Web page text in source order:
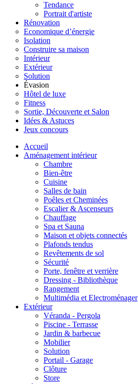
Tendance
Portrait d'artiste
Rénovation
Economique d’énergie
Isolation
Construire sa maison
Intérieur
Extérieur
Solution
Évasion
Hôtel de luxe
Fitness
Sortie, Découverte et Salon
Idées & Astuces
Jeux concours
Accueil
Aménagement intérieur
Chambre
Bien-être
Cuisine
Salles de bain
Poêles et Cheminées
Escalier & Ascenseurs
Chauffage
Spa et Sauna
Maison et objets connectés
Plafonds tendus
Revêtements de sol
Sécurité
Porte, fenêtre et verrière
Dressing - Bibliothèque
Rangement
Multimédia et Electroménager
Extérieur
Véranda - Pergola
Piscine - Terrasse
Jardin & barbecue
Mobilier
Solution
Portail - Garage
Clôture
Store